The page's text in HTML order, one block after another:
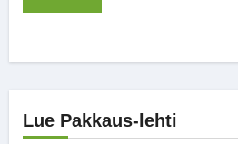
Lue Pakkaus-lehti